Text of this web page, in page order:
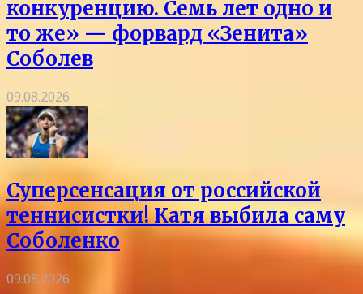
конкуренцию. Семь лет одно и
то же» — форвард «Зенита»
Соболев
09.08.2026
Суперсенсация от российской
теннисистки! Катя выбила саму
Соболенко
09.08.2026